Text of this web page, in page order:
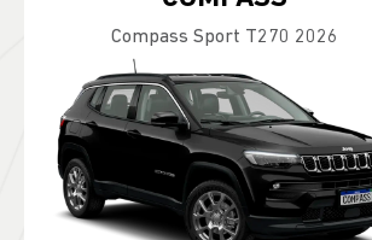
Compass Sport T270 2026